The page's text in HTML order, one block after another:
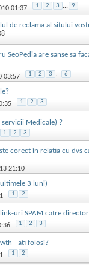
01:37 1 2 3 ... 9
de reclama al sitului
SeoPedia are sanse sa
03:57 1 2 3 ... 6
1 2 3
Medicale) ?
1 2 3
corect in relatia cu dvs
21:10
3 luni)
1 2
uri SPAM catre
1 2 3
- ati folosi?
1 2